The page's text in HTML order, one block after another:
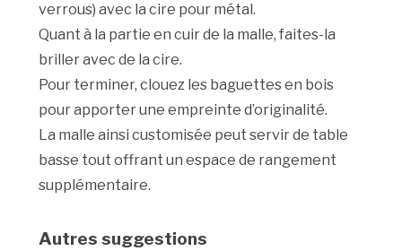
verrous) avec la cire pour métal.
Quant à la partie en cuir de la malle, faites-la
briller avec de la cire.
Pour terminer, clouez les baguettes en bois
pour apporter une empreinte d’originalité.
La malle ainsi customisée peut servir de table
basse tout offrant un espace de rangement
supplémentaire.
Autres suggestions